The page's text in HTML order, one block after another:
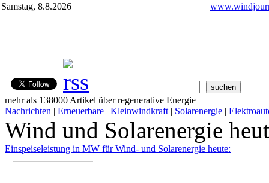
Samstag, 8.8.2026
mehr als 138000 Artikel über regenerative Energie
Nachrichten | Erneuerbare | Kleinwindkraft | Solarenergie |
Wind und Solarenergie
Einspeiseleistung in MW für Wind- und Solarenergie heute:
…